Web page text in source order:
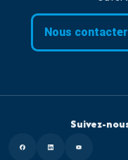
Nous contacter
Suivez-
FacebookLinkedin